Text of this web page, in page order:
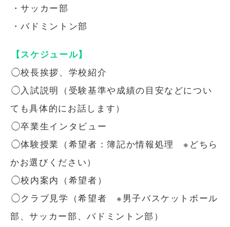
・サッカー部
・バドミントン部
【スケジュール】
◯校長挨拶、学校紹介
◯入試説明（受験基準や成績の目安などについ
ても具体的にお話します）
◯卒業生インタビュー
◯体験授業（希望者：簿記か情報処理 ※どちら
かお選びください）
◯校内案内（希望者）
◯クラブ見学（希望者 ※男子バスケットボール
部、サッカー部、バドミントン部）